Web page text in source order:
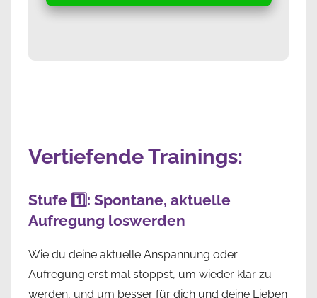
Vertiefende Trainings:
Stufe 1️⃣: Spontane, aktuelle
Aufregung loswerden
Wie du deine aktuelle Anspannung oder
Aufregung erst mal stoppst, um wieder klar zu
werden, und um besser für dich und deine Lieben